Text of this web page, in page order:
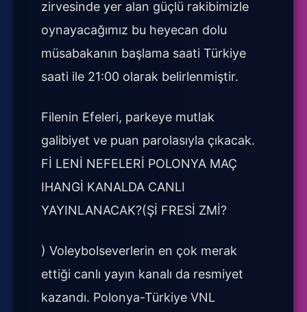
zirvesinde yer alan güçlü rakibimizle
oynayacağımız bu heyecan dolu
müsabakanın başlama saati Türkiye
saati ile 21:00 olarak belirlenmiştir.
Filenin Efeleri, parkeye mutlak
galibiyet ve puan parolasıyla çıkacak.
Fİ LENİ NEFELERİ POLONYA MAÇ
IHANGİ KANALDA CANLI
YAYINLANACAK?(Şİ FRESİ ZMİ?
) Voleybolseverlerin en çok merak
ettiği canlı yayın kanalı da resmiyet
kazandı. Polonya-Türkiye VNL